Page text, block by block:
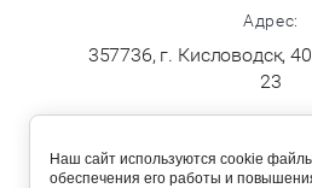
Адрес:
357736, г. Кисловодск,
23
Наш сайт используются cookie
обеспечения его работы и